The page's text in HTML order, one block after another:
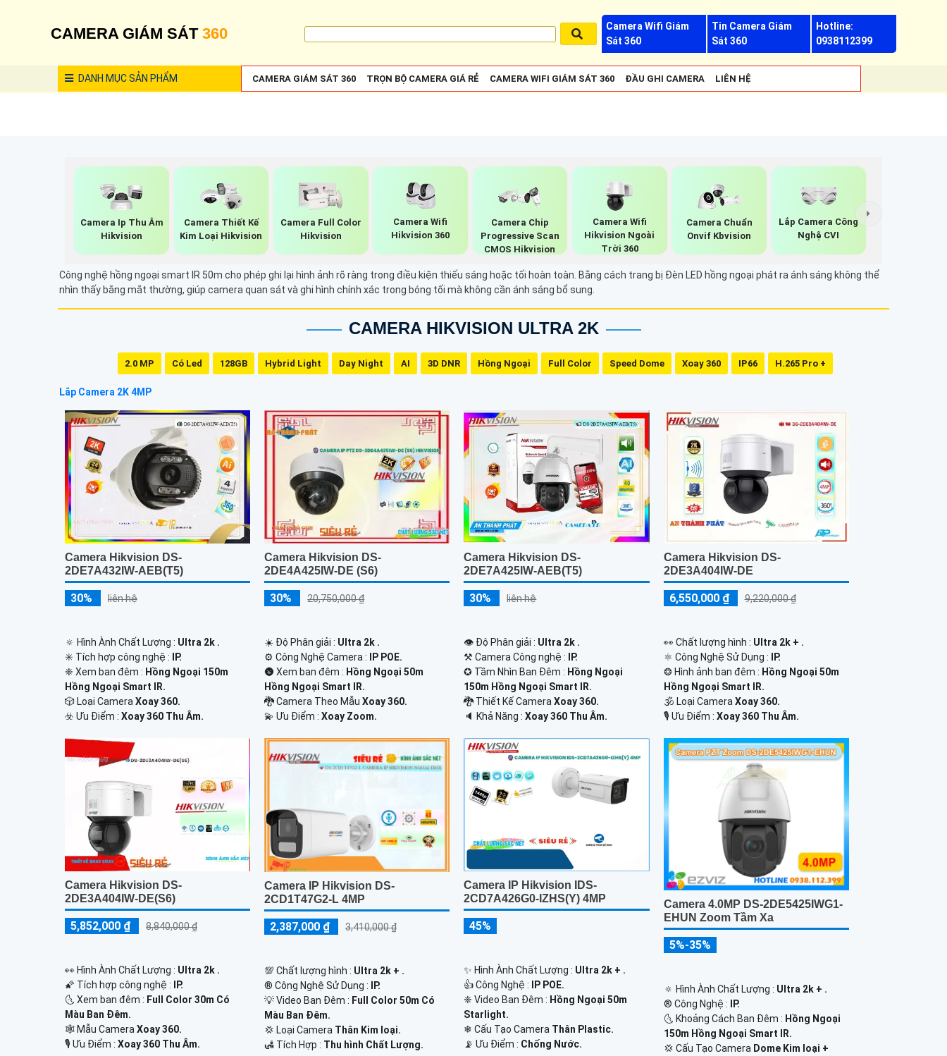
CAMERA GIÁM SÁT 360
Camera Wifi Giám
Sát 360
Tin Camera Giám
Sát 360
Hotline:
0938112399
DANH MỤCSẢN PHẨM CAMERA GIÁM SÁT 360 TRỌN BỘ CAMERA GIÁ RẺ CAMERA WIFI GIÁM SÁT 360 ĐẦU GHI CAMERA LIÊN HỆ
Camera Ip Thu Âm
Hikvision
Camera Thiết Kế
Kim Loại Hikvision
Camera Full Color
Hikvision
Camera Wifi
Hikvision 360
Camera Chip
Progressive Scan
CMOS Hikvision
Camera Wifi
Hikvision Ngoài
Trời 360
Camera Chuẩn
Onvif Kbvision
Lắp Camera Công
Nghệ CVI
Công nghệ hồng ngoại smart IR 50m cho phép ghi lại hình ảnh rõ ràng trong điều kiện thiếu sáng hoặc tối hoàn toàn. Bằng cách trang bị Đèn LED hồng ngoại phát ra ánh sáng không thể
nhìn thấy bằng mắt thường, giúp camera quan sát và ghi hình chính xác trong bóng tối mà không cần ánh sáng bổ sung.
CAMERA HIKVISION ULTRA 2K
2.0 MP Có Led 128GB Hybrid Light Day Night AI 3D DNR Hồng Ngoại Full Color Speed Dome Xoay 360 IP66 H.265 Pro +
Lắp Camera 2K 4MP
Camera Hikvision DS-
2DE7A432IW-AEB(T5)
30% liên hệ
🔅 Hình Ành Chất Lượng : Ultra 2k .
✳️ Tích hợp công nghệ :
IP.
❈ Xem ban đêm : Hồng Ngoại 150m
Hồng Ngoại Smart IR.
🎲 Loại CameraXoay 360.
️☣️ Ưu Điểm : Xoay 360 Thu Âm.
Camera Hikvision DS-
2DE4A425IW-DE (S6)
30% 20,750,000 ₫
☀️ Độ Phân giải : Ultra 2k .
⚙ Công Nghệ Camera :
IP POE.
🌚 Xem ban đêm : Hồng Ngoại 50m
Hồng Ngoại Smart IR.
🐉️ Camera Theo MẫuXoay 360.
️💫 Ưu Điểm :Xoay Zoom.
Camera Hikvision DS-
2DE7A425IW-AEB(T5)
30% liên hệ
👁 Độ Phân giải : Ultra 2k .
⚒ Camera Công nghệ :
IP.
✪ Tầm Nhìn Ban Đêm : Hồng Ngoại
150m Hồng Ngoại Smart IR.
🐉️ Thiết Kế CameraXoay 360.
️🔈 Khả Năng :Xoay 360 Thu Âm.
Camera Hikvision DS-
2DE3A404IW-DE
6,550,000 ₫ 9,220,000 ₫
️👀 Chất lượng hình : Ultra 2k + .
⚛️ Công Nghệ Sử Dụng :
IP.
❂ Hình ảnh ban đêm : Hồng Ngoại 50m
Hồng Ngoại Smart IR.
🕉️ Loại CameraXoay 360.
️🎙 Ưu Điểm : Xoay 360 Thu Âm.
Camera Hikvision DS-
2DE3A404IW-DE(S6)
5,852,000 ₫ 8,840,000 ₫
️👀 Hình Ành Chất Lượng : Ultra 2k .
🌠 Tích hợp công nghệ :
IP.
🌜 Xem ban đêm : Full Color 30m Có
Màu Ban Đêm.
🕸️ Mẫu Camera Xoay 360.
️🎙 Ưu Điểm : Xoay 360 Thu Âm.
Camera IP Hikvision DS-
2CD1T47G2-L 4MP
2,387,000 ₫ 3,410,000 ₫
💯 Chất lượng hình : Ultra 2k + .
®️ Công Nghệ Sử Dụng :
IP.
💡 Video Ban Đêm : Full Color 50m Có
Màu Ban Ðêm.
💢 Loại Camera Thân Kim loại.
️🛃 Tích Hợp : Thu hình Chất Lượng.
Camera IP Hikvision IDS-
2CD7A426G0-IZHS(Y) 4MP
45%
✨ Hình Ành Chất Lượng : Ultra 2k + .
👍 Công Nghệ :
IP POE.
❈ Video Ban Đêm : Hồng Ngoại 50m
Starlight.
❄ Cấu Tạo Camera Thân Plastic.
️📡 Ưu Điểm : Chống Nước.
Camera 4.0MP DS-2DE5425IWG1-
EHUN Zoom Tầm Xa
5%-35%
🔅 Hình Ành Chất Lượng : Ultra 2k + .
®️ Công Nghệ :
IP.
🌜 Khoảng Cách Ban Đêm : Hồng Ngoại
150m Hồng Ngoại Smart IR.
💢 Cấu Tạo Camera Dome Kim loại +